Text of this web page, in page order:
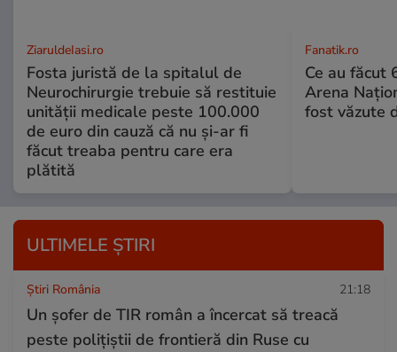
ZiaruldeIasi.ro
Fosta juristă de la spitalul de
Neurochirurgie trebuie să restituie
unității medicale peste 100.000
de euro din cauză că nu și-ar fi
făcut treaba pentru care era
plătită
Fanatik.ro
Ce au făcut
Arena
fost văzute
ULTIMELE ȘTIRI
Știri România 21:18
Un șofer de TIR român a încercat să treacă
peste polițiștii de frontieră din Ruse cu